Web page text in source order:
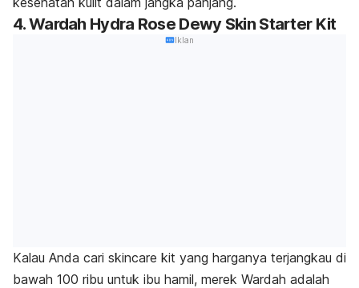
4. Wardah Hydra Rose Dewy Skin Starter Kit
Iklan
Kalau Anda cari skincare kit yang harganya terjangkau di
bawah 100 ribu untuk ibu hamil, merek Wardah adalah